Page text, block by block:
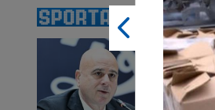
დაქორწინდა (ვიდეო)